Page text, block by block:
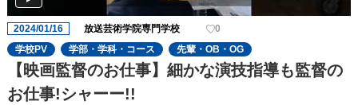
2024/01/16 放送芸術学院専門学校
0
学校PV
学部・学科・コース 先輩・OB・OG
【映画監督のお仕事】細かな演技指導も監督の
お仕事!シャーー!!